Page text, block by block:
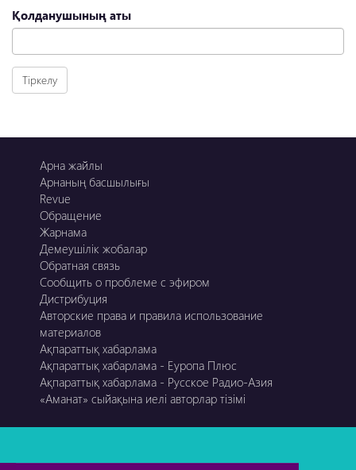
Қолданушының аты
Арна жайлы
Арнаның басшылығы
Revue
Обращение
Жарнама
Демеушілік жобалар
Обратная связь
Сообщить о проблеме с эфиром
Дистрибуция
Авторские права и правила использование
материалов
Ақпараттық хабарлама
Ақпараттық хабарлама - Еуропа Плюс
Ақпараттық хабарлама - Русское Радио-Азия
«Аманат» сыйақына иелі авторлар тізімі